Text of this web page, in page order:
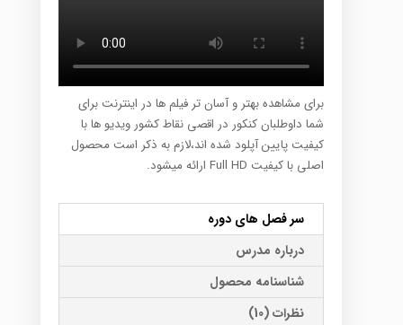
برای مشاهده بهتر و آسان تر فیلم ها در اینترنت برای
شما داوطلبان کنکور در اقصی نقاط کشور ویدیو ها با
کیفیت پایین آپلود شده اند،لازم به ذکر است محصول
اصلی با کیفیت Full HD ارائه میشود.
سر فصل های دوره
درباره مدرس
شناسنامه محصول
نظرات (10)